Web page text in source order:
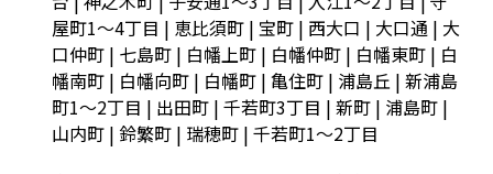
屋町1～4丁目 | 恵比須町 | 宝町 | 西大口 | 大口通 | 大
口仲町 | 七島町 | 白幡上町 | 白幡仲町 | 白幡東町 | 白
幡南町 | 白幡向町 | 白幡町 | 亀住町 | 浦島丘 | 新浦島
町1～2丁目 | 出田町 | 千若町3丁目 | 新町 | 浦島町 |
山内町 | 鈴繁町 | 瑞穂町 | 千若町1～2丁目